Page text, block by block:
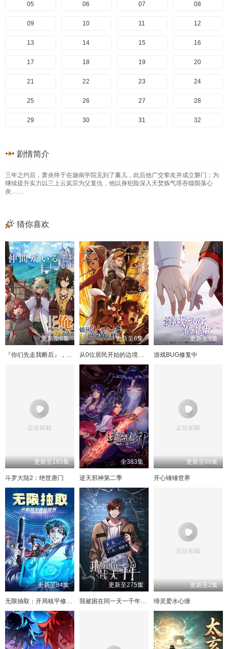
206 207
165 166 167 168
169 170 171 172
173 174 175 176
177 178 179 180
181 182 183 184
185 186 187 188
189 190 191 192
197
201 202 203 204
125 126 127 128
129 130 131 132
133 134 135 136
137 138 139 140
141 142 143 144
145 146 147 148
149 150 151 152
157
161 162 163 164
177 178 179 180
181 182 183 184
185 186 187 188
189 190 191
193 194 195 196
197 198 199 200
202 203
206 207
85 86 87 88
89 90 91 92
93 94 95 96
97 98 99 100
101 102 103 104
105 106 107 108
109 110 111 112
117
121 122 123 124
137 138 139 140
141 142 143 144
145 146 147 148
149 150 151
153 154 155 156
157 158 159 160
162 163
166 167
169 170 171 172
173 174 175 176
178 179
181 182 183 184
185 186 187
189 190 191
193 194 195 196
197 198 199
201 202 203
205 207
45 46 47 48
49 50 51 52
53 54 55 56
57 58 59 60
61 62 63 64
65 66 67 68
69 70 71 72
77
81 82 83 84
97 98 99 100
总集篇上 总集篇下 101 102
103 104 105 106
107 108 109
111 112 113 114
115 116 117 118
120 121
124 125
127 128 129 130
131 132 133 134
136 137
139 140 141 142
143 144 145
147 148 149
151 152 153 154
155 156 157
159 160 161
163 165 166
167 168 169
171 174
175 178
05 06 07 08
09 10 11 12
13 14 15 16
17 18 19 20
21 22 23 24
25 26 27 28
29 30 31 32
37
41 42 43 44
57 58 59 60
61 62 63 64
65 66 67 68
69 70 71
73 74 75 76
77 78 80
82 83
86 87
90 91 92
93 94 95 96
98 99
101 102 103 104
105 106 107
109 110 111
113 114 115 116
117 118 119
121 122 123
125 127 128
129 130 131
133 136
137 140
剧情简介
三年之约后，萧炎终于在迦南学院见到了薰儿，此后他广交挚友并成立磐门；为
继续提升实力以三上云岚宗为父复仇，他以身犯险深入天焚炼气塔吞噬陨落心
炎……
猜你喜欢
更新至6集
『你们先走我断后』，于是10年后我成为了传说
更新至6集
从0位居民开始的边境领主大人
更新至9集
游戏BUG修复中
更新至165集
斗罗大陆2：绝世唐门
全383集
逆天邪神第二季
更新至66集
开心锤锤世界
更新至84集
无限抽取：开局核平修仙世界
更新至275集
我被困在同一天一千年动态漫
更新至2集
缔灵爱水心缠